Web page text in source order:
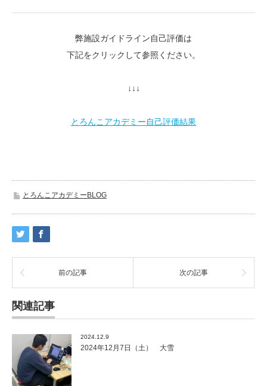
弊施設ガイドライン自己評価は
下記をクリックして参照ください。
↓↓↓
とろんこアカデミー自己評価結果
とろんこアカデミーBLOG
前の記事 次の記事
関連記事
2024.12.9
2024年12月7日（土） 大雪